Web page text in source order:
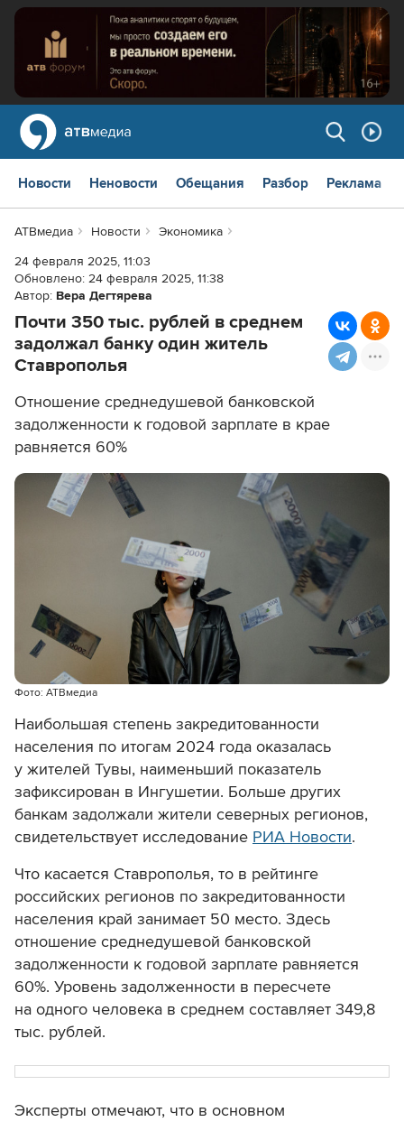
Новости Неновости Обещания Разбор Реклама
АТВмедиа Новости
Экономика
24 февраля 2025, 11:03
Обновлено: 24 февраля 2025, 11:38
Автор: Вера Дегтярева
Почти 350 тыс. рублей в среднем
задолжал банку один житель
Ставрополья
Отношение среднедушевой банковской
задолженности к годовой зарплате в крае
равняется 60%
Фото: АТВмедиа
Наибольшая степень закредитованности
населения по итогам 2024 года оказалась
у жителей Тувы, наименьший показатель
зафиксирован в Ингушетии. Больше других
банкам задолжали жители северных регионов,
свидетельствует исследование РИА Новости.
Что касается Ставрополья, то в рейтинге
российских регионов по закредитованности
населения край занимает 50 место. Здесь
отношение среднедушевой банковской
задолженности к годовой зарплате равняется
60%. Уровень задолженности в пересчете
на одного человека в среднем составляет 349,8
тыс. рублей.
Эксперты отмечают, что в основном